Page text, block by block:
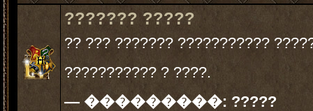
??????? ?????
?? ??? ??????? ???????????
??????????? ? ????.
— ���������: ?????